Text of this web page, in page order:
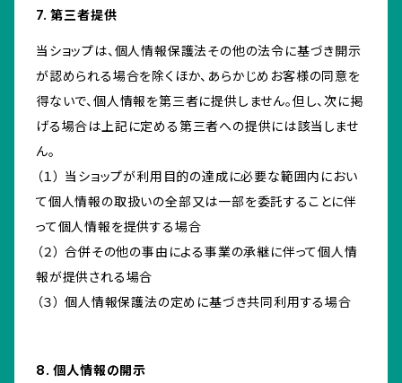
7. 第三者提供
当ショップは、個人情報保護法その他の法令に基づき開示
が認められる場合を除くほか、あらかじめお客様の同意を
得ないで、個人情報を第三者に提供しません。但し、次に掲
げる場合は上記に定める第三者への提供には該当しませ
ん。
（１） 当ショップが利用目的の達成に必要な範囲内におい
て個人情報の取扱いの全部又は一部を委託することに伴
って個人情報を提供する場合
（２） 合併その他の事由による事業の承継に伴って個人情
報が提供される場合
（３） 個人情報保護法の定めに基づき共同利用する場合
8. 個人情報の開示